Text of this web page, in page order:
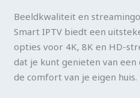
Beeldkwaliteit en
Smart IPTV biedt een
opties voor 4K, 8K en HD-
dat je kunt genieten van
de comfort van je eigen huis.